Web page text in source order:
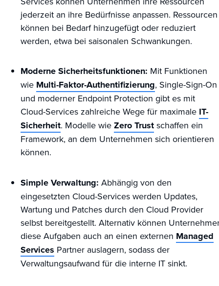
jederzeit an ihre Bedürfnisse anpassen. Ressourcen
können bei Bedarf hinzugefügt oder reduziert
werden, etwa bei saisonalen Schwankungen.
Moderne Sicherheitsfunktionen: Mit Funktionen
wie Multi-Faktor-Authentifizierung, Single-Sign-On
und moderner Endpoint Protection gibt es mit
Cloud-Services zahlreiche Wege für maximale IT-
Sicherheit. Modelle wie Zero Trustschaffen ein
Framework, an dem Unternehmen sich orientieren
können.
Simple Verwaltung: Abhängig von den
eingesetzten Cloud-Services werden Updates,
Wartung und Patches durch den Cloud Provider
selbst bereitgestellt. Alternativ können
diese Aufgaben auch an einen externen Managed
Services Partner auslagern, sodass der
Verwaltungsaufwand für die interne IT sinkt.